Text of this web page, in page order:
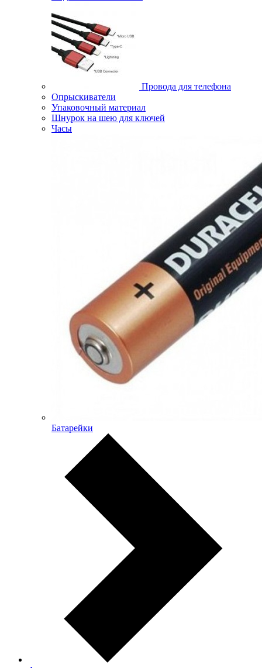
Провода для телефона
Опрыскиватели
Упаковочный материал
Шнурок на шею для ключей
Часы
Батарейки